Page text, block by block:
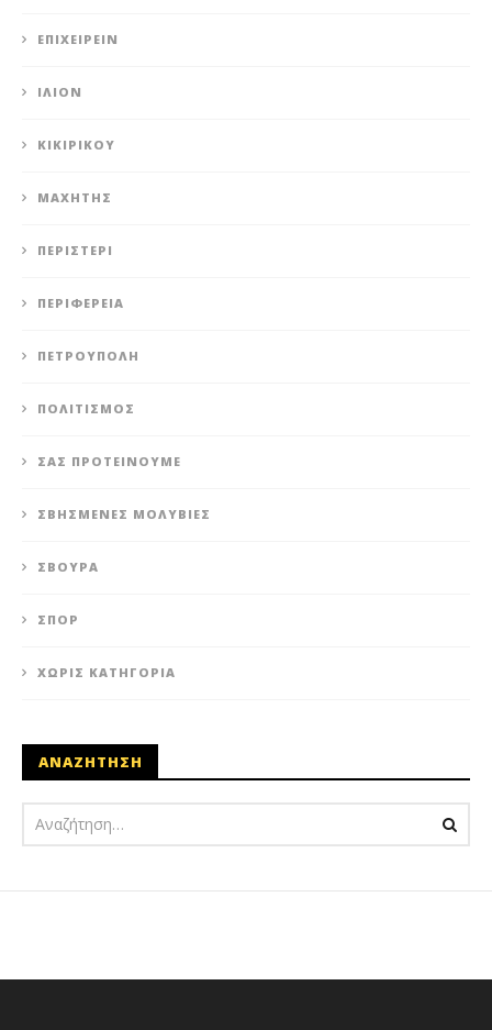
ΕΠΙΧΕΙΡΕΊΝ
ΊΛΙΟΝ
ΚΙΚΙΡΙΚΟΥ
ΜΑΧΗΤΗΣ
ΠΕΡΙΣΤΈΡΙ
ΠΕΡΙΦΈΡΕΙΑ
ΠΕΤΡΟΎΠΟΛΗ
ΠΟΛΙΤΙΣΜΌΣ
ΣΑΣ ΠΡΟΤΕΊΝΟΥΜΕ
ΣΒΗΣΜΈΝΕΣ ΜΟΛΥΒΙΈΣ
ΣΒΟΎΡΑ
ΣΠΟΡ
ΧΩΡΊΣ ΚΑΤΗΓΟΡΊΑ
ΑΝΑΖΗΤΗΣΗ